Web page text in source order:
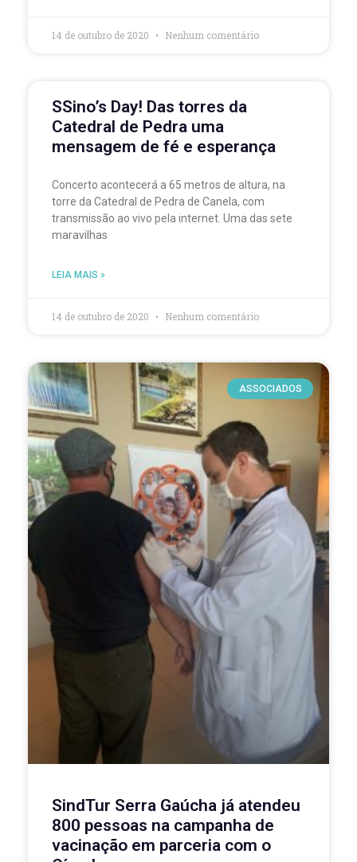
14 de outubro de 2020 Nenhum comentário
SSino’s Day! Das torres da
Catedral de Pedra uma
mensagem de fé e esperança
Concerto acontecerá a 65 metros de altura, na
torre da Catedral de Pedra de Canela, com
transmissão ao vivo pela internet. Uma das sete
maravilhas
LEIA MAIS »
14 de outubro de 2020 Nenhum comentário
ASSOCIADOS
SindTur Serra Gaúcha já atendeu
800 pessoas na campanha de
vacinação em parceria com o